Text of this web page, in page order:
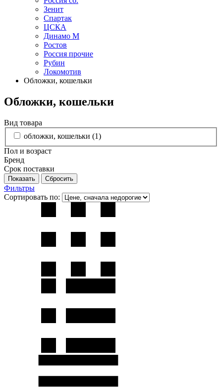
Зенит
Спартак
ЦСКА
Динамо М
Ростов
Россия прочие
Рубин
Локомотив
Обложки, кошельки
Обложки, кошельки
Вид товара
обложки, кошельки (1)
Пол и возраст
Бренд
Срок поставки
Фильтры
Сортировать по: